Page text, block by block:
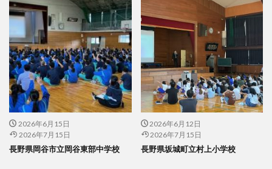
2026年6月15日
2026年7月15日
長野県岡谷市立岡谷東部中学校
2026年6月12日
2026年7月15日
長野県坂城町立村上小学校